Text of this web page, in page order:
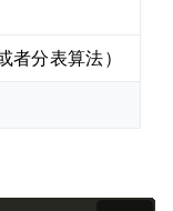
者分表算法）